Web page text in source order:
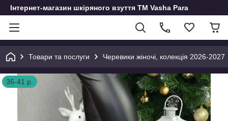
Інтернет-магазин шкіряного взуття ТМ Vasha Para
Товари та послуги Черевики жіночі, колекція 2026-2027
36-41 р.